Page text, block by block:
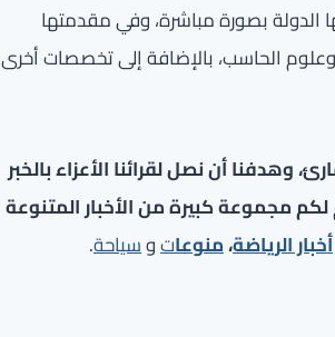
الدولة بصورة مباشرة، وفي مقدمتها
وعلوم الحاسب، بالإضافة إلى تخصصات أخرى
أن نصل لقرائنا الأعزاء بالخبر
مجموعة كبيرة من الأخبار المتنوعة
أخبار الرياضة،منوعاتوسياحة.